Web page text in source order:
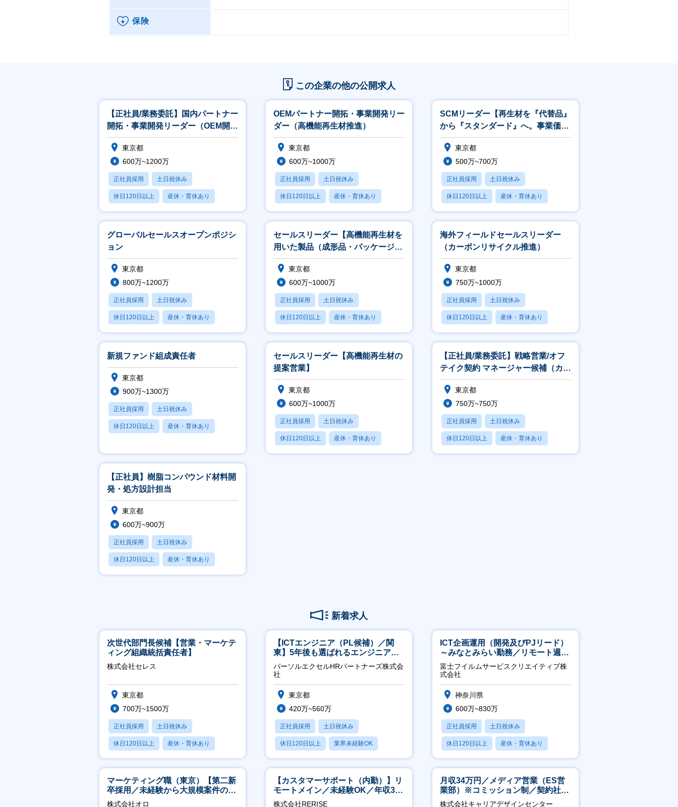
保険
この企業の他の公開求人
【正社員/業務委託】国内パートナー
開拓・事業開発リーダー（OEM開
拓）（高機能再生材推進）
東京都
600万~1200万
正社員採用 土日祝休み
休日120日以上 産休・育休あり
学歴不問
OEMパートナー開拓・事業開発リー
ダー（高機能再生材推進）
東京都
600万~1000万
正社員採用 土日祝休み
休日120日以上 産休・育休あり
学歴不問
SCMリーダー【再生材を『代替品』
から『スタンダード』へ。事業価値
を最大化するSCMの司令塔】
東京都
500万~700万
正社員採用 土日祝休み
休日120日以上 産休・育休あり
学歴不問
グローバルセールスオープンポジシ
ョン
東京都
800万~1200万
正社員採用 土日祝休み
休日120日以上 産休・育休あり
学歴不問
セールスリーダー【高機能再生材を
用いた製品（成形品・パッケージ
等）の提案営業】
東京都
600万~1000万
正社員採用 土日祝休み
休日120日以上 産休・育休あり
学歴不問
海外フィールドセールスリーダー
（カーボンリサイクル推進）
東京都
750万~1000万
正社員採用 土日祝休み
休日120日以上 産休・育休あり
学歴不問
新規ファンド組成責任者
東京都
900万~1300万
正社員採用 土日祝休み
休日120日以上 産休・育休あり
セールスリーダー【高機能再生材の
提案営業】
東京都
600万~1000万
正社員採用 土日祝休み
休日120日以上 産休・育休あり
学歴不問
【正社員/業務委託】戦略営業/オフ
テイク契約 マネージャー候補（カー
ボンリサイクル推進）
東京都
750万~750万
正社員採用 土日祝休み
休日120日以上 産休・育休あり
学歴不問
【正社員】樹脂コンパウンド材料開
発・処方設計担当
東京都
600万~900万
正社員採用 土日祝休み
休日120日以上 産休・育休あり
学歴不問
新着求人
次世代部門長候補【営業・マーケテ
ィング組織統括責任者】
株式会社セレス
東京都
700万~1500万
正社員採用 土日祝休み
休日120日以上 産休・育休あり
賞与あり
【ICTエンジニア（PL候補）／関
東】5年後も選ばれるエンジニアへ
／チーム運営・体制構築
パーソルエクセルHRパートナーズ株式会
社
東京都
420万~560万
正社員採用 土日祝休み
休日120日以上 業界未経験OK
月残業20時間以内
ICT企画運用（開発及びPJリード）
～みなとみらい勤務／リモート週
2OK／業務改善～
富士フイルムサービスクリエイティブ株
式会社
神奈川県
600万~830万
正社員採用 土日祝休み
休日120日以上 産休・育休あり
月残業20時間以内
マーケティング職（東京）【第二新
卒採用／未経験から大規模案件のマ
ーケティングが経験できる／研修充
株式会社オロ
【カスタマーサポート（内勤）】リ
モートメイン／未経験OK／年収340
万～／年間休日125日
株式会社RERISE
月収34万円／メディア営業（ES営
業部）※コミッション制／契約社員
※4年目以降無期化
株式会社キャリアデザインセンター